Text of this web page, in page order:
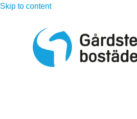
Skip to content